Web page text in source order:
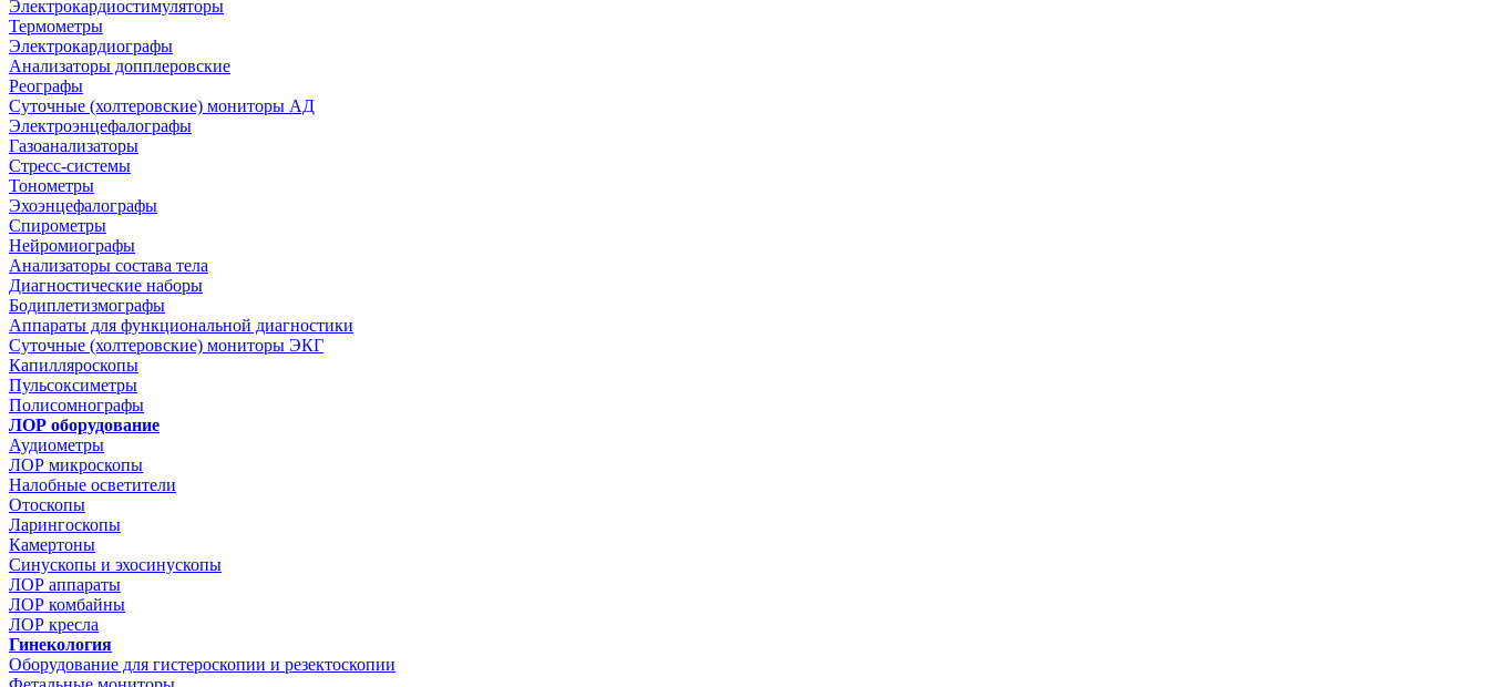
Электрокардиостимуляторы
Термометры
Электрокардиографы
Анализаторы допплеровские
Реографы
Суточные (холтеровские) мониторы АД
Электроэнцефалографы
Газоанализаторы
Стресс-системы
Тонометры
Эхоэнцефалографы
Спирометры
Нейромиографы
Анализаторы состава тела
Диагностические наборы
Бодиплетизмографы
Аппараты для функциональной диагностики
Суточные (холтеровские) мониторы ЭКГ
Капилляроскопы
Пульсоксиметры
Полисомнографы
ЛОР оборудование
Аудиометры
ЛОР микроскопы
Налобные осветители
Отоскопы
Ларингоскопы
Камертоны
Синускопы и эхосинускопы
ЛОР аппараты
ЛОР комбайны
ЛОР кресла
Гинекология
Оборудование для гистероскопии и резектоскопии